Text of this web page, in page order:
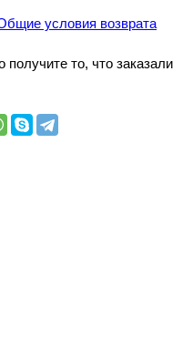
условия возврата
получите то, что заказали